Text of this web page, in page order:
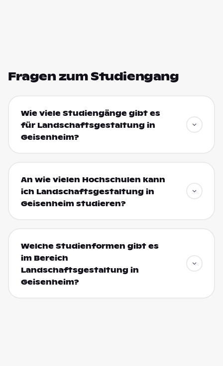
Fragen zum Studiengang
Wie viele Studiengänge gibt es
für Landschaftsgestaltung in
Geisenheim?
An wie vielen Hochschulen kann
ich Landschaftsgestaltung in
Geisenheim studieren?
Welche Studienformen gibt es
im Bereich
Landschaftsgestaltung in
Geisenheim?